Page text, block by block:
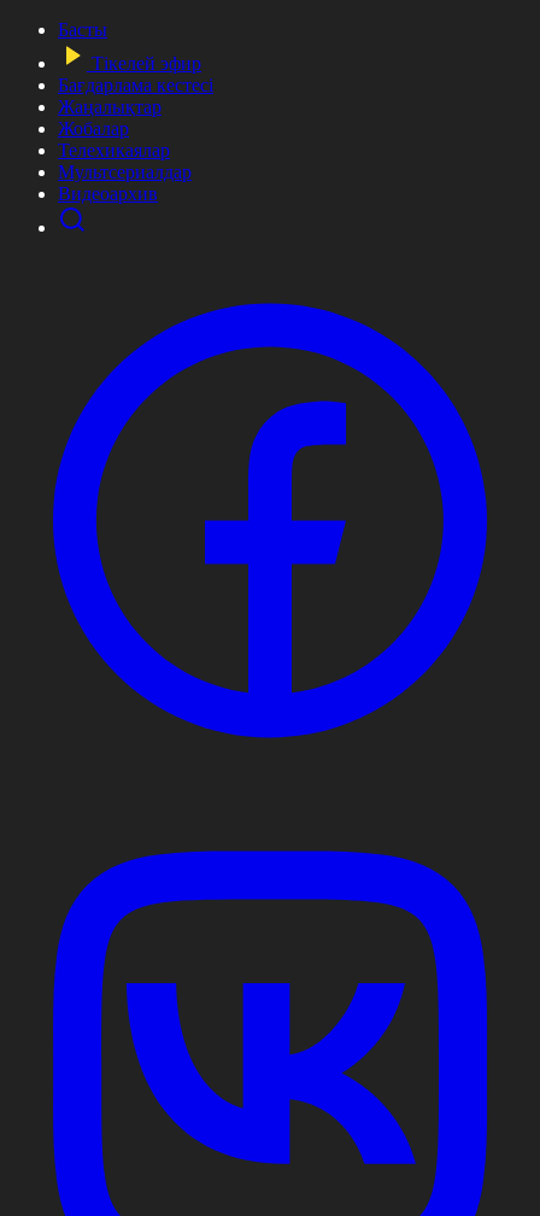
Басты
Тікелей эфир
Бағдарлама кестесі
Жаңалықтар
Жобалар
Телехикаялар
Мультсериалдар
Видеоархив